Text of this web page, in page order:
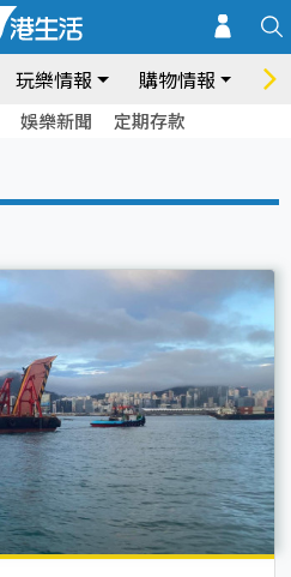
玩樂情報 購物情報 飲
娛樂新聞 定期存款